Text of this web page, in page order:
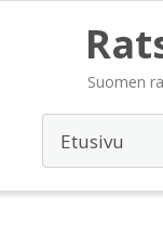
Suomen